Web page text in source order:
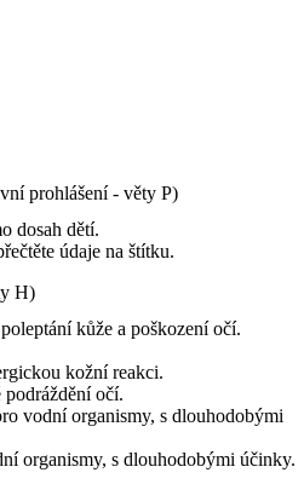
prohlášení - věty P)
dosah dětí.
údaje na štítku.
H)
kůže a poškození očí.
kožní reakci.
očí.
vodní organismy, s dlouhodobými
organismy, s dlouhodobými účinky.